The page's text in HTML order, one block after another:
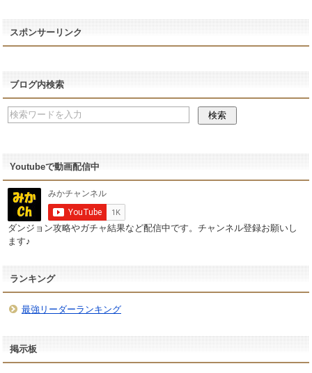
スポンサーリンク
ブログ内検索
Youtubeで動画配信中
ダンジョン攻略やガチャ結果など配信中です。チャンネル登録お願いし
ます♪
ランキング
最強リーダーランキング
掲示板